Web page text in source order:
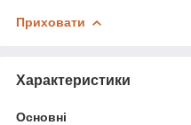
Приховати
Характеристики
Основні